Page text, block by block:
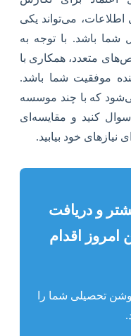
اطلاعات، می‌تواند یکی
شما باشد. با توجه به
متعدد، همکاری با
موفقیت شما باشد.
که با چند موسسه
کنید و مقایسه‌ای
نیازهای خود بیابید.
و دریافت
اقدام
تحصیلی شما را